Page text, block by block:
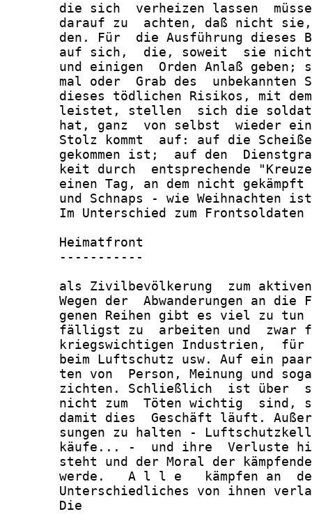
die sich  verheizen lassen
darauf zu  achten, daß nicht
den. Für  die Ausführung dieses
auf sich,  die, soweit  sie
und einigen  Orden Anlaß geben;
mal oder  Grab des  unbekannten
dieses tödlichen Risikos, mit
leistet, stellen  sich die
hat, ganz  von selbst  wieder
Stolz kommt  auf: auf die
gekommen ist;  auf den
keit durch  entsprechende
einen Tag, an dem nicht
und Schnaps - wie Weihnachten
Im Unterschied zum Frontsoldaten
       Heimatfront
       -----------
als Zivilbevölkerung  zum
Wegen der  Abwanderungen an die
genen Reihen gibt es viel zu
fälligst zu  arbeiten und  zwar
kriegswichtigen Industrien,
beim Luftschutz usw. Auf ein
ten von  Person, Meinung und
zichten. Schließlich  ist über
nicht zum  Töten wichtig  sind,
damit dies  Geschäft läuft.
sungen zu halten -
käufe... -  und ihre  Verluste
steht und der Moral der
werde.   A l l e   kämpfen an
Unterschiedliches von ihnen
       Die